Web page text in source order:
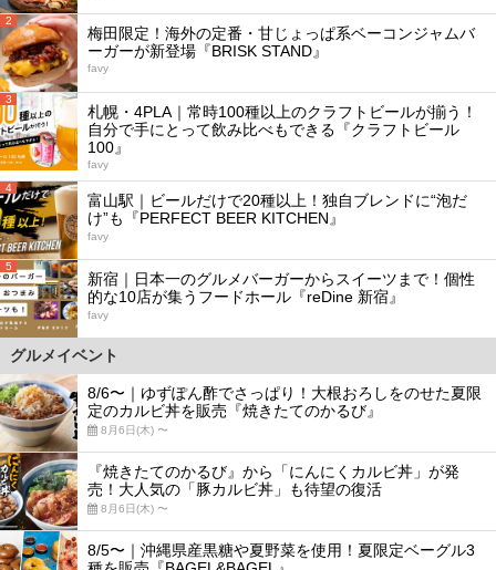
2
梅田限定！海外の定番・甘じょっぱ系ベーコンジャムバ
ーガーが新登場『BRISK STAND』
favy
3
札幌・4PLA｜常時100種以上のクラフトビールが揃う！
自分で手にとって飲み比べもできる『クラフトビール
100』
favy
4
富山駅｜ビールだけで20種以上！独自ブレンドに“泡だ
け”も『PERFECT BEER KITCHEN』
favy
5
新宿｜日本一のグルメバーガーからスイーツまで！個性
的な10店が集うフードホール『reDine 新宿』
favy
グルメイベント
8/6〜｜ゆずぽん酢でさっぱり！大根おろしをのせた夏限
定のカルビ丼を販売『焼きたてのかるび』
8月6日(木) 〜
『焼きたてのかるび』から「にんにくカルビ丼」が発
売！大人気の「豚カルビ丼」も待望の復活
8月6日(木) 〜
8/5〜｜沖縄県産黒糖や夏野菜を使用！夏限定ベーグル3